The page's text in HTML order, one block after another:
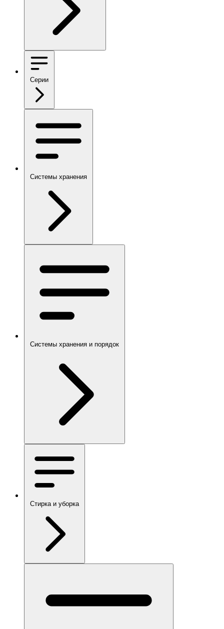
Серии
Системы хранения
Системы хранения и порядок
Стирка и уборка